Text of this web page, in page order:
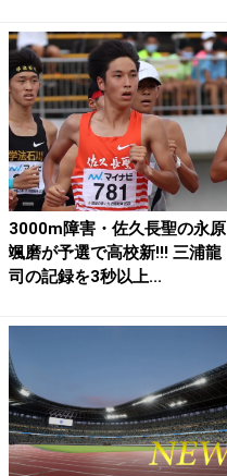
3000m障害・佐久長聖の永原
颯磨が予選で高校新!!! 三浦龍
司の記録を3秒以上...